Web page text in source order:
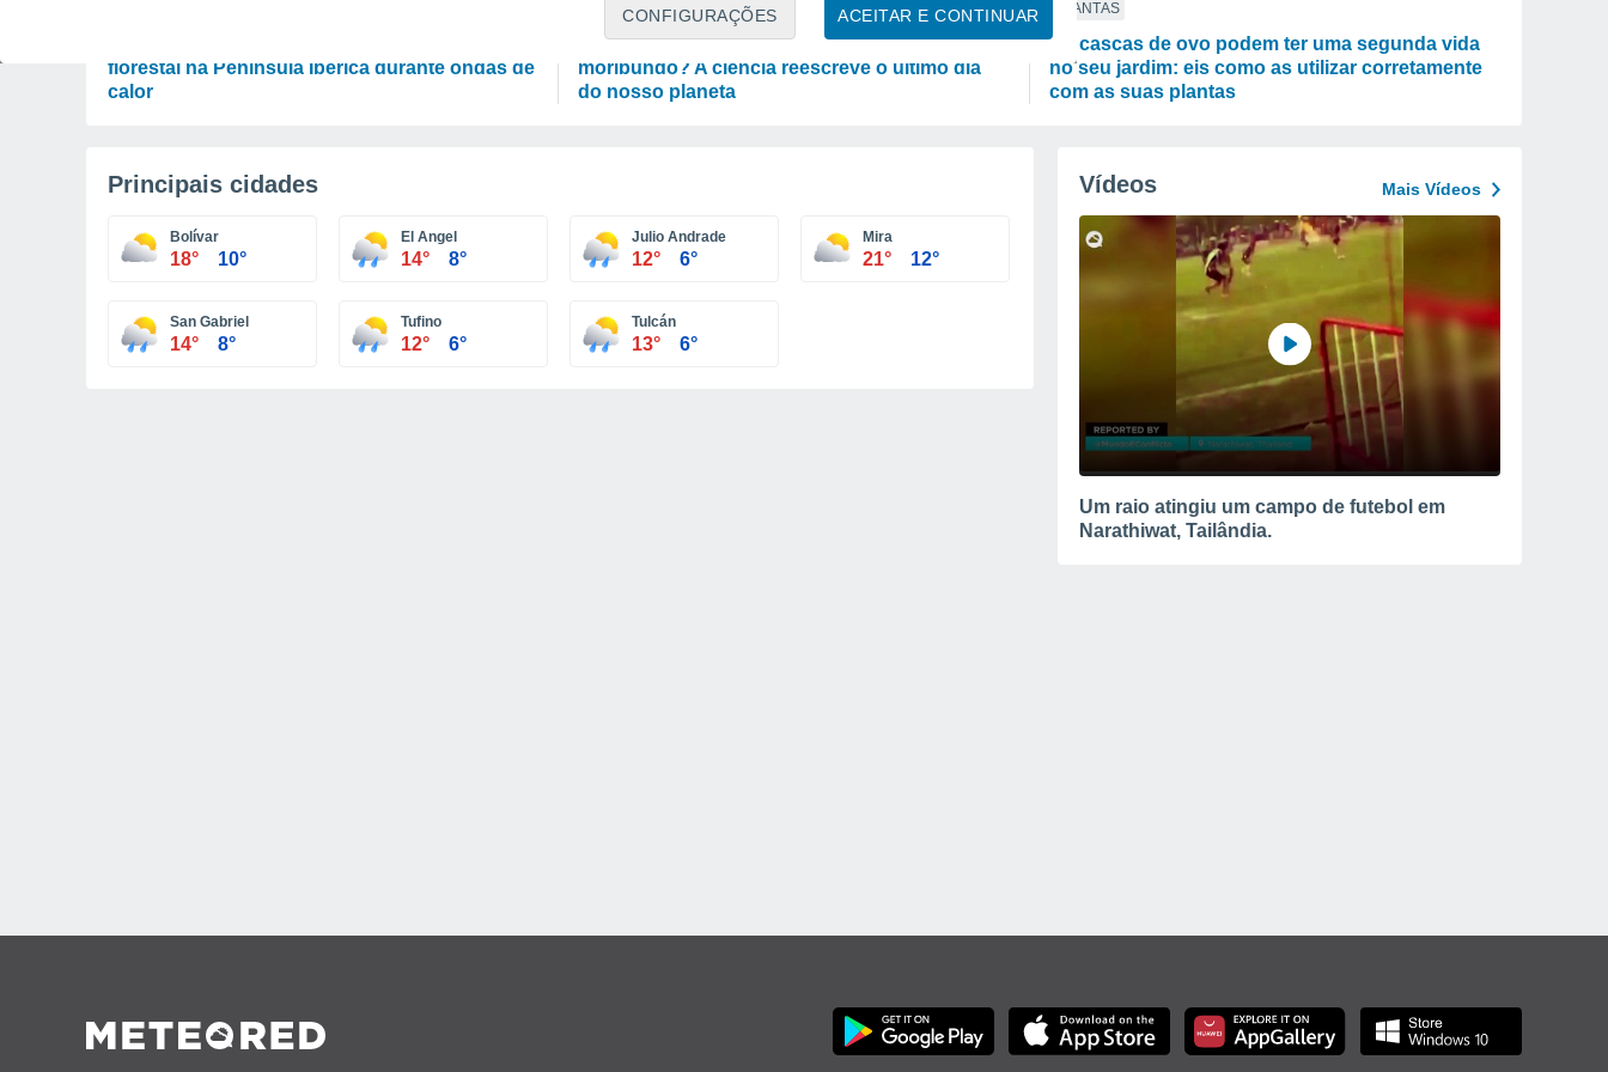
ACEITAR E CONTINUAR
CONFIGURAÇÕES
florestal na Península Ibérica durante ondas de
calor
ASTRONOMIA
Será que a Terra sobreviverá ao Sol
moribundo? A ciência reescreve o último dia
do nosso planeta
PLANTAS
As cascas de ovo podem ter uma segunda vida
no seu jardim: eis como as utilizar corretamente
com as suas plantas
Principais cidades
Bolívar
18° 10°
El Angel
14° 8°
Julio Andrade
12° 6°
Mira
21° 12°
San Gabriel
14° 8°
Tufino
12° 6°
Tulcán
13° 6°
Vídeos Mais Vídeos
Um raio atingiu um campo de futebol em
Narathiwat, Tailândia.